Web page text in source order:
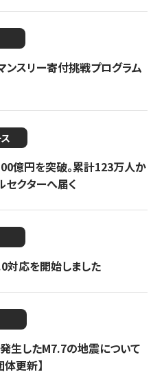
ンスリー寄付挑戦プログラム
億円を突破。累計123万人か
セクターへ届く
対応を開始しました
発生したM7.7の地震について
更新】